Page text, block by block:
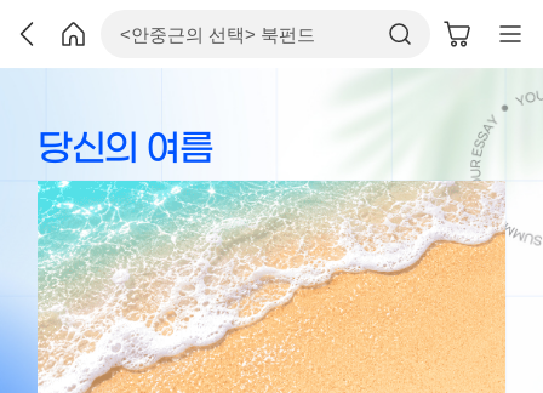
여름 에세이 이벤트 소개
당신의 여름